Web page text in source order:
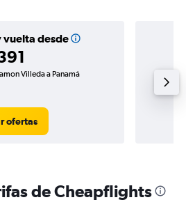
vuelta desde
Villeda a Panamá
ofertas
de Cheapflights